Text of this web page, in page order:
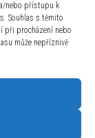
nebo přístupu k
Souhlas s těmito
při procházení nebo
může nepříznivě